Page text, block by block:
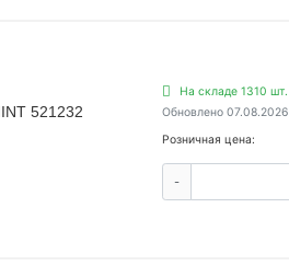
521232
На складе 1310 шт.
Обновлено 07.08.2026
Розничная цена:
-